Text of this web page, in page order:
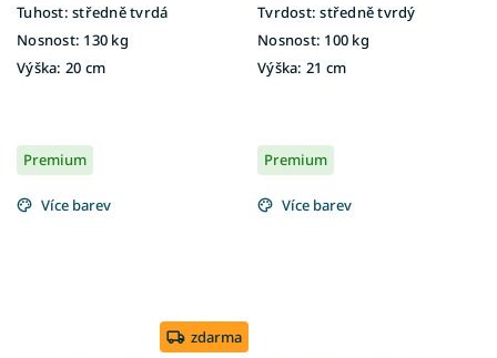
Tuhost: středně tvrdá
Nosnost: 130 kg
Výška: 20 cm
Tvrdost: středně tvrdý
Nosnost: 100 kg
Výška: 21 cm
Premium
Více barev
zdarma
Premium
Více barev